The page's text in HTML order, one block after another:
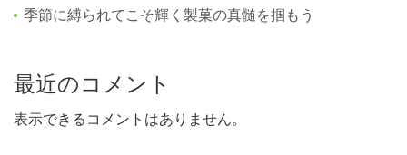
季節に縛られてこそ輝く製菓の真髄を掴もう
最近のコメント
表示できるコメントはありません。